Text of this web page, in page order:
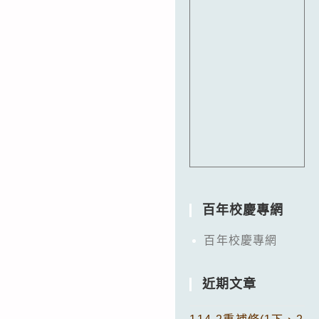
百年校慶專網
百年校慶專網
近期文章